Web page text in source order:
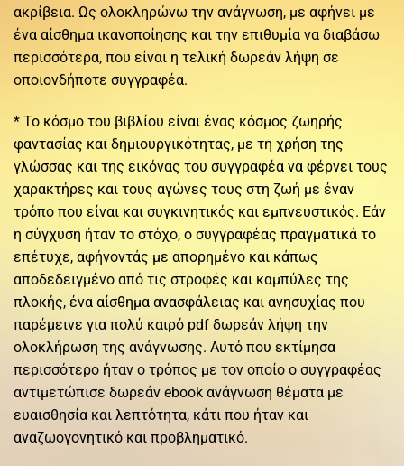
ακρίβεια. Ως ολοκληρώνω την ανάγνωση, με αφήνει με
ένα αίσθημα ικανοποίησης και την επιθυμία να διαβάσω
περισσότερα, που είναι η τελική δωρεάν λήψη σε
οποιονδήποτε συγγραφέα.
* Το κόσμο του βιβλίου είναι ένας κόσμος ζωηρής
φαντασίας και δημιουργικότητας, με τη χρήση της
γλώσσας και της εικόνας του συγγραφέα να φέρνει τους
χαρακτήρες και τους αγώνες τους στη ζωή με έναν
τρόπο που είναι και συγκινητικός και εμπνευστικός. Εάν
η σύγχυση ήταν το στόχο, ο συγγραφέας πραγματικά το
επέτυχε, αφήνοντάς με απορημένο και κάπως
αποδεδειγμένο από τις στροφές και καμπύλες της
πλοκής, ένα αίσθημα ανασφάλειας και ανησυχίας που
παρέμεινε για πολύ καιρό pdf δωρεάν λήψη την
ολοκλήρωση της ανάγνωσης. Αυτό που εκτίμησα
περισσότερο ήταν ο τρόπος με τον οποίο ο συγγραφέας
αντιμετώπισε δωρεάν ebook ανάγνωση θέματα με
ευαισθησία και λεπτότητα, κάτι που ήταν και
αναζωογονητικό και προβληματικό.